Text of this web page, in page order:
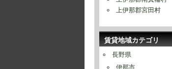
上伊那郡宮田村
賃貸地域カテゴリ
長野県
伊那市